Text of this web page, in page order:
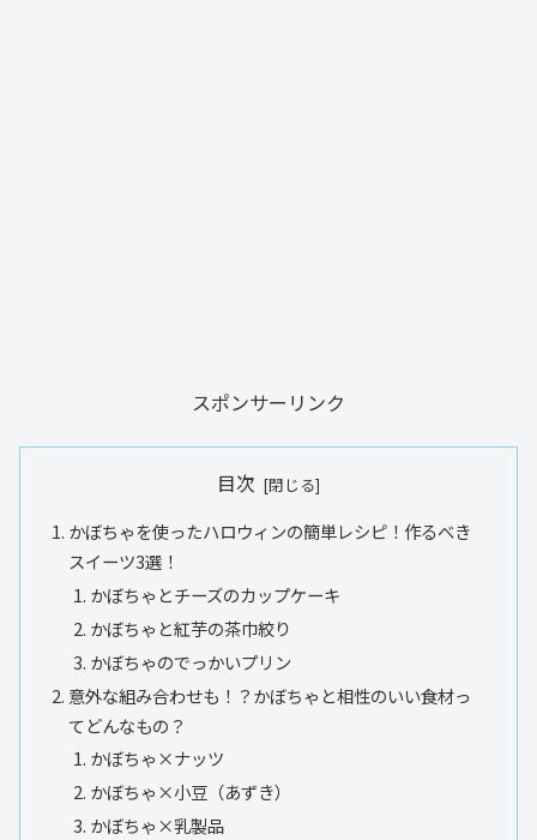
スポンサーリンク
目次
かぼちゃを使ったハロウィンの簡単レシピ！作るべき
スイーツ3選！
かぼちゃとチーズのカップケーキ
かぼちゃと紅芋の茶巾絞り
かぼちゃのでっかいプリン
意外な組み合わせも！？かぼちゃと相性のいい食材っ
てどんなもの？
かぼちゃ×ナッツ
かぼちゃ×小豆（あずき）
かぼちゃ×乳製品